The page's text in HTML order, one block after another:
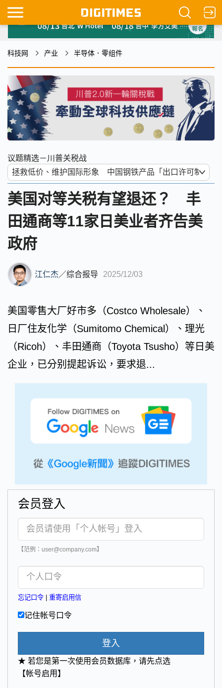
科技网 产业 半导体．零组件
议题精选－川普关税战
美国对等关税有望退还？ 丰
田通商等11家日美业者齐告美
政府
江仁杰 ／综合报导 2025/12/03
美国零售大厂好市多（Costco Wholesale）、
日厂住友化学（Sumitomo Chemical）、理光
（Ricoh）、丰田通商（Toyota Tsusho）等日美
企业，已分别提起诉讼，要求退...
会员登入
【范例：user@company.com】
忘记口令 重寄启用信
记住帐号口令
登入
★ 若您是第一次使用会员数据库，请先点选
【帐号启用】